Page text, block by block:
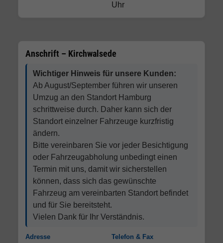
Uhr
Anschrift – Kirchwalsede
Wichtiger Hinweis für unsere Kunden:
Ab August/September führen wir unseren
Umzug an den Standort Hamburg
schrittweise durch. Daher kann sich der
Standort einzelner Fahrzeuge kurzfristig
ändern.
Bitte vereinbaren Sie vor jeder Besichtigung
oder Fahrzeugabholung unbedingt einen
Termin mit uns, damit wir sicherstellen
können, dass sich das gewünschte
Fahrzeug am vereinbarten Standort befindet
und für Sie bereitsteht.
Vielen Dank für Ihr Verständnis.
Adresse Telefon & Fax